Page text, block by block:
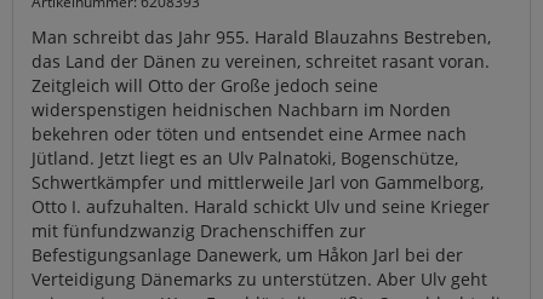
Man schreibt das Jahr 955. Harald Blauzahns Bestreben,
das Land der Dänen zu vereinen, schreitet rasant voran.
Zeitgleich will Otto der Große jedoch seine
widerspenstigen heidnischen Nachbarn im Norden
bekehren oder töten und entsendet eine Armee nach
Jütland. Jetzt liegt es an Ulv Palnatoki, Bogenschütze,
Schwertkämpfer und mittlerweile Jarl von Gammelborg,
Otto I. aufzuhalten. Harald schickt Ulv und seine Krieger
mit fünfundzwanzig Drachenschiffen zur
Befestigungsanlage Danewerk, um Håkon Jarl bei der
Verteidigung Dänemarks zu unterstützen. Aber Ulv geht